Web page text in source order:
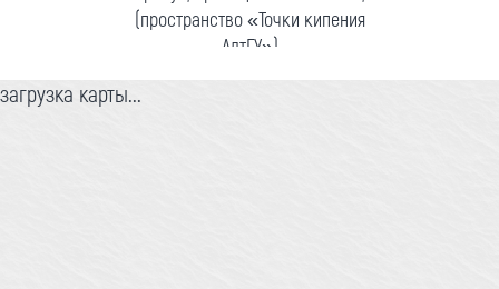
(пространство «Точки кипения
АлтГУ»)
загрузка карты...